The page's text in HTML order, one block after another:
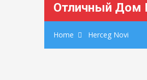
Отличный Дом
Home Herceg Novi